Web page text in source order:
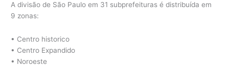
A divisão de São Paulo em 31 subprefeituras é distribuída em
9 zonas:
• Centro historico
• Centro Expandido
• Noroeste